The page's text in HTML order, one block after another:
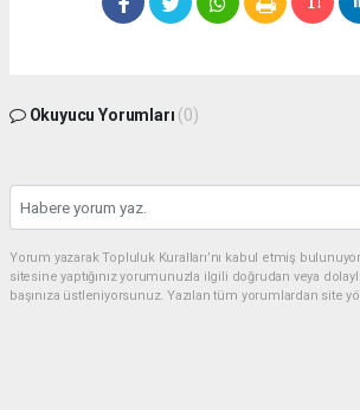
Okuyucu Yorumları (0)
Yorum yazarak Topluluk Kuralları’nı kabul etmiş
sitesine yaptığınız yorumunuzla ilgili doğrudan veya
başınıza üstleniyorsunuz. Yazılan tüm yorumlardan site